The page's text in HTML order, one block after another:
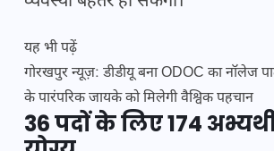
यह भी पढ़ें
गोरखपुर न्यूज़: डीडीयू बना ODOC का नॉलेज
के पारंपरिक जायके को मिलेगी वैश्विक पहचान
36 पदों के लिए 174